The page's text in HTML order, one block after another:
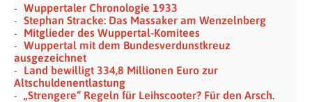
Wuppertaler Chronologie 1933
Stephan Stracke: Das Massaker am Wenzelnberg
Mitglieder des Wuppertal-Komitees
Wuppertal mit dem Bundesverdunstkreuz
ausgezeichnet
Land bewilligt 334,8 Millionen Euro zur
Altschuldenentlastung
„Strengere“ Regeln für Leihscooter? Für den Arsch.